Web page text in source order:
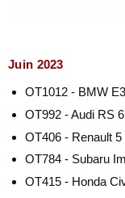
Juin 2023
OT1012 - BMW
OT992 - Audi RS
OT406 - Renault
OT784 - Subaru
OT415 - Honda